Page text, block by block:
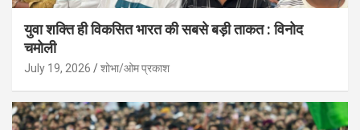
युवा शक्ति ही विकसित भारत की सबसे बड़ी ताकत : विनोद
चमोली
July 19, 2026 शोभा/ओम प्रकाश